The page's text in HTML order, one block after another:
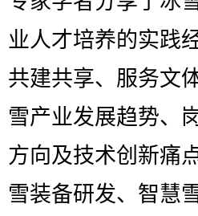
业人才培养的实践
共建共享、服务文
雪产业发展趋势、
方向及技术创新痛
雪装备研发、智慧